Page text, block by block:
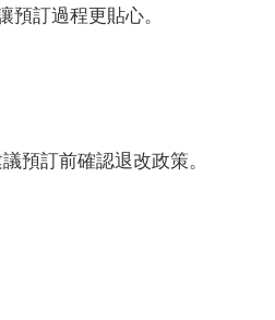
訂過程更貼心。
預訂前確認退改政策。